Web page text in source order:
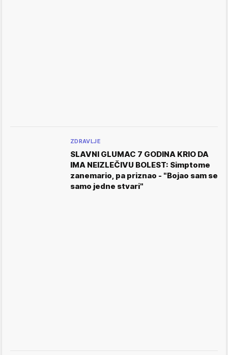
ZDRAVLJE
SLAVNI GLUMAC 7 GODINA KRIO DA
IMA NEIZLEČIVU BOLEST: Simptome
zanemario, pa priznao - "Bojao sam se
samo jedne stvari"